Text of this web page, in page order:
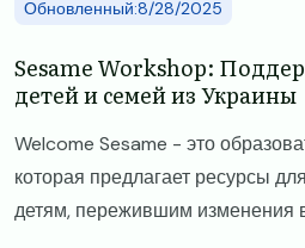
Обновленный:8/28/2025
Sesame Workshop:
детей и семей из Украины
Welcome Sesame - это
которая предлагает ресурсы
детям, пережившим изменения